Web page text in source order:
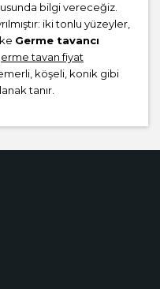
bilgi vereceğiz.
iki tonlu yüzeyler,
Germe tavancı
tavan fiyat
köşeli, konik gibi
tanır.